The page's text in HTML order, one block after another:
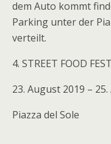
dem Auto kommt
Parking unter der
verteilt.
4. STREET FOOD
23. August 2019 –
Piazza del Sole